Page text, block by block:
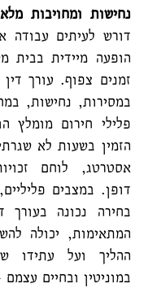
נחישות ומחויבות
דורש לעיתים עבודה
הופעה מיידית בבית
זמנים צפוף. עורך
במסירות, נחישות,
פלילי חירום מומלץ
הזמין בשעות לא
אסטרטג, לוחם
דופן. במצבים
בחירה נכונה בעורך
המתאימות, יכולה
ההליך ועל עתידו
במוניטין ובחיים